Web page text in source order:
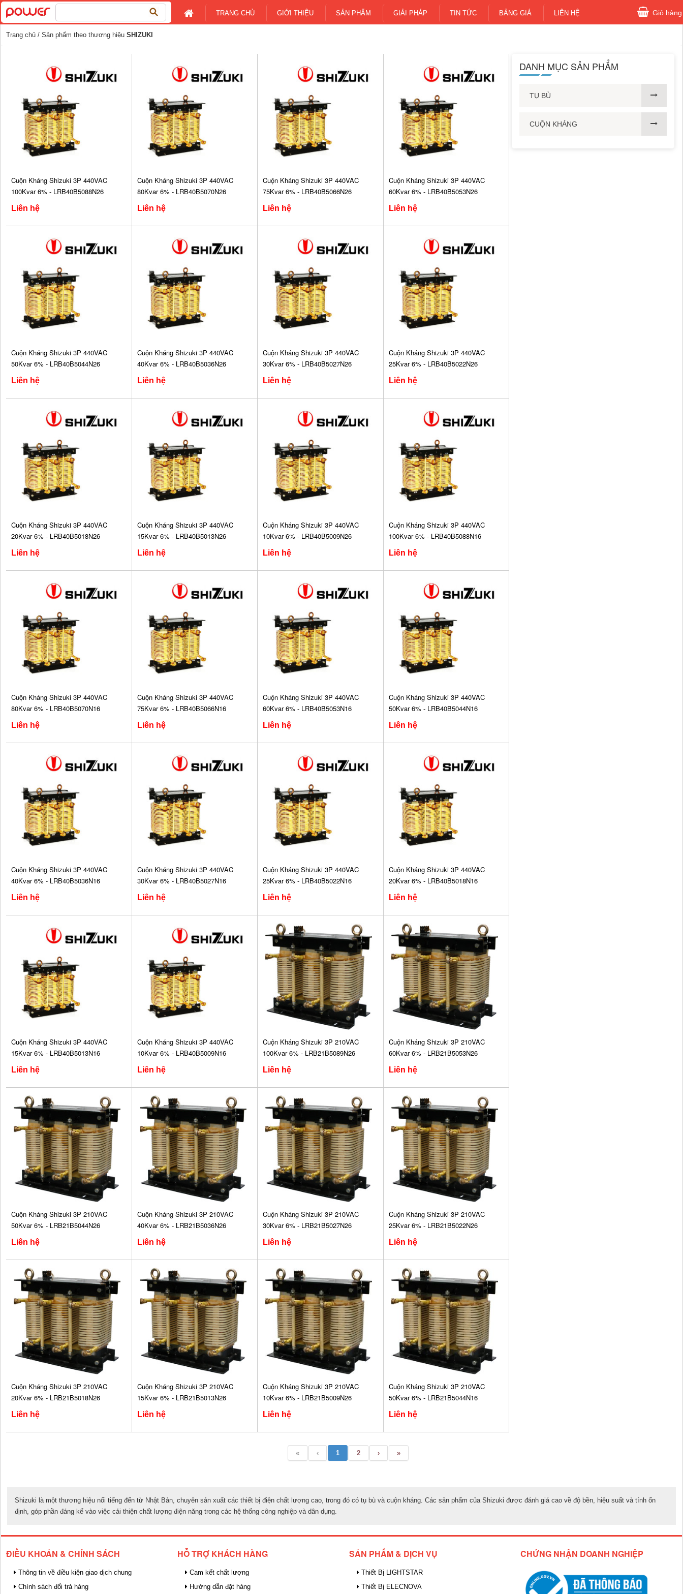
kiếm
cho:
TRANG CHỦ GIỚI THIỆU SẢN PHẨM GIẢI PHÁP TIN TỨC BẢNG GIÁ LIÊN HỆ Giỏ hàng
Trang chủ / Sản phẩm theo thương hiệu SHIZUKI
Cuộn Kháng Shizuki 3P 440VAC
100Kvar 6% - LRB40B5088N26
Liên hệ
Cuộn Kháng Shizuki 3P 440VAC
80Kvar 6% - LRB40B5070N26
Liên hệ
Cuộn Kháng Shizuki 3P 440VAC
75Kvar 6% - LRB40B5066N26
Liên hệ
Cuộn Kháng Shizuki 3P 440VAC
60Kvar 6% - LRB40B5053N26
Liên hệ
Cuộn Kháng Shizuki 3P 440VAC
50Kvar 6% - LRB40B5044N26
Liên hệ
Cuộn Kháng Shizuki 3P 440VAC
40Kvar 6% - LRB40B5036N26
Liên hệ
Cuộn Kháng Shizuki 3P 440VAC
30Kvar 6% - LRB40B5027N26
Liên hệ
Cuộn Kháng Shizuki 3P 440VAC
25Kvar 6% - LRB40B5022N26
Liên hệ
Cuộn Kháng Shizuki 3P 440VAC
20Kvar 6% - LRB40B5018N26
Liên hệ
Cuộn Kháng Shizuki 3P 440VAC
15Kvar 6% - LRB40B5013N26
Liên hệ
Cuộn Kháng Shizuki 3P 440VAC
10Kvar 6% - LRB40B5009N26
Liên hệ
Cuộn Kháng Shizuki 3P 440VAC
100Kvar 6% - LRB40B5088N16
Liên hệ
Cuộn Kháng Shizuki 3P 440VAC
80Kvar 6% - LRB40B5070N16
Liên hệ
Cuộn Kháng Shizuki 3P 440VAC
75Kvar 6% - LRB40B5066N16
Liên hệ
Cuộn Kháng Shizuki 3P 440VAC
60Kvar 6% - LRB40B5053N16
Liên hệ
Cuộn Kháng Shizuki 3P 440VAC
50Kvar 6% - LRB40B5044N16
Liên hệ
Cuộn Kháng Shizuki 3P 440VAC
40Kvar 6% - LRB40B5036N16
Liên hệ
Cuộn Kháng Shizuki 3P 440VAC
30Kvar 6% - LRB40B5027N16
Liên hệ
Cuộn Kháng Shizuki 3P 440VAC
25Kvar 6% - LRB40B5022N16
Liên hệ
Cuộn Kháng Shizuki 3P 440VAC
20Kvar 6% - LRB40B5018N16
Liên hệ
Cuộn Kháng Shizuki 3P 440VAC
15Kvar 6% - LRB40B5013N16
Liên hệ
Cuộn Kháng Shizuki 3P 440VAC
10Kvar 6% - LRB40B5009N16
Liên hệ
Cuộn Kháng Shizuki 3P 210VAC
100Kvar 6% - LRB21B5089N26
Liên hệ
Cuộn Kháng Shizuki 3P 210VAC
60Kvar 6% - LRB21B5053N26
Liên hệ
Cuộn Kháng Shizuki 3P 210VAC
50Kvar 6% - LRB21B5044N26
Liên hệ
Cuộn Kháng Shizuki 3P 210VAC
40Kvar 6% - LRB21B5036N26
Liên hệ
Cuộn Kháng Shizuki 3P 210VAC
30Kvar 6% - LRB21B5027N26
Liên hệ
Cuộn Kháng Shizuki 3P 210VAC
25Kvar 6% - LRB21B5022N26
Liên hệ
Cuộn Kháng Shizuki 3P 210VAC
20Kvar 6% - LRB21B5018N26
Liên hệ
Cuộn Kháng Shizuki 3P 210VAC
15Kvar 6% - LRB21B5013N26
Liên hệ
Cuộn Kháng Shizuki 3P 210VAC
10Kvar 6% - LRB21B5009N26
Liên hệ
Cuộn Kháng Shizuki 3P 210VAC
50Kvar 6% - LRB21B5044N16
Liên hệ
DANH MỤC SẢN PHẨM
TỤ BÙ
CUỘN KHÁNG
« ‹ 1 2 › »
Shizuki là một thương hiệu nổi tiếng đến từ Nhật Bản, chuyên sản xuất các thiết bị điện chất lượng cao, trong đó có tụ bù và cuộn kháng. Các sản phẩm của Shizuki được đánh giá cao về độ bền, hiệu suất và tính ổn
định, góp phần đáng kể vào việc cải thiện chất lượng điện năng trong các hệ thống công nghiệp và dân dụng.
ĐIỀU KHOẢN & CHÍNH SÁCH
Thông tin về điều kiện giao dịch chung
Chính sách đổi trả hàng
HỖ TRỢ KHÁCH HÀNG
Cam kết chất lượng
Hướng dẫn đặt hàng
SẢN PHẨM & DỊCH VỤ
Thiết Bị LIGHTSTAR
Thiết Bị ELECNOVA
CHỨNG NHẬN DOANH NGHIỆP